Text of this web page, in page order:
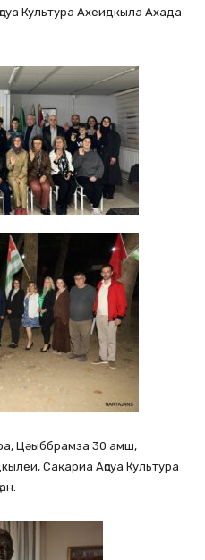
Культура Ахеидкыла Ахада
Цәыббрамза 30 амш,
Сақариа Аԥсуа Культура